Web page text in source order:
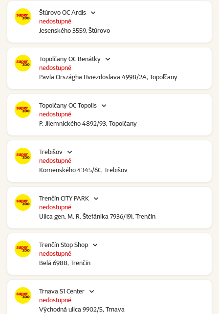
Štúrovo OC Ardis
Jesenského 3559, Štúrovo
nedostupné
Topolčany OC Benátky
Pavla Országha Hviezdoslava 4998/2A, Topoľčany
nedostupné
Topoľčany OC Topolis
P. Jilemnického 4892/93, Topoľčany
nedostupné
Trebišov
Komenského 4345/6C, Trebišov
nedostupné
Trenčín CITY PARK
Ulica gen. M. R. Štefánika 7936/19I, Trenčín
nedostupné
Trenčín Stop Shop
Belá 6988, Trenčín
nedostupné
Trnava S1 Center
Východná ulica 9902/5, Trnava
nedostupné